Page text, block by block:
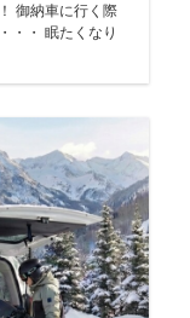
なり